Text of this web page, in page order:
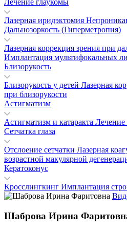
Лечение глаукомы
Лазерная иридэктомия
Дальнозоркость (Гиперметропия)
Лазерная коррекция зрения при
Имплантация мультифокальных
Близорукость
Близорукость у детей Лазерная
при близорукости
Астигматизм
Астигматизм и катаракта Лечение
Сетчатка глаза
Отслоение сетчатки Лазерная
возрастной макулярной
Кератоконус
Кросслингкинг Имплантация
Шаброва Ирина